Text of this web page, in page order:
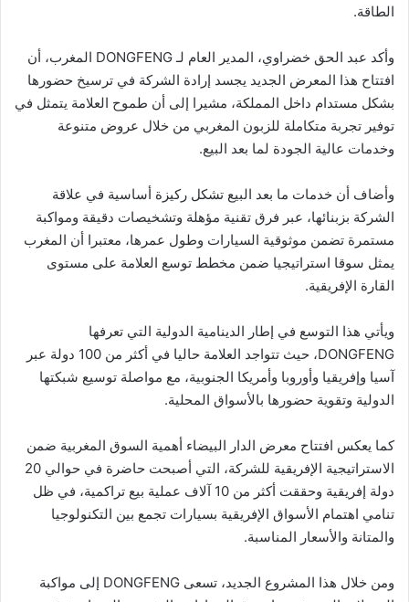
الطاقة.
وأكد عبد الحق خضراوي، المدير العام لـ DONGFENG المغرب، أن
افتتاح هذا المعرض الجديد يجسد إرادة الشركة في ترسيخ حضورها
بشكل مستدام داخل المملكة، مشيرا إلى أن طموح العلامة يتمثل في
توفير تجربة متكاملة للزبون المغربي من خلال عروض متنوعة
وخدمات عالية الجودة لما بعد البيع.
وأضاف أن خدمات ما بعد البيع تشكل ركيزة أساسية في علاقة
الشركة بزبنائها، عبر فرق تقنية مؤهلة وتشخيصات دقيقة ومواكبة
مستمرة تضمن موثوقية السيارات وطول عمرها، معتبرا أن المغرب
يمثل سوقا استراتيجيا ضمن مخطط توسع العلامة على مستوى
القارة الإفريقية.
ويأتي هذا التوسع في إطار الدينامية الدولية التي تعرفها
DONGFENG، حيث تتواجد العلامة حاليا في أكثر من 100 دولة عبر
آسيا وإفريقيا وأوروبا وأمريكا الجنوبية، مع مواصلة توسيع شبكتها
الدولية وتقوية حضورها بالأسواق المحلية.
كما يعكس افتتاح معرض الدار البيضاء أهمية السوق المغربية ضمن
الاستراتيجية الإفريقية للشركة، التي أصبحت حاضرة في حوالي 20
دولة إفريقية وحققت أكثر من 10 آلاف عملية بيع تراكمية، في ظل
تنامي اهتمام الأسواق الإفريقية بسيارات تجمع بين التكنولوجيا
والمتانة والأسعار المناسبة.
ومن خلال هذا المشروع الجديد، تسعى DONGFENG إلى مواكبة